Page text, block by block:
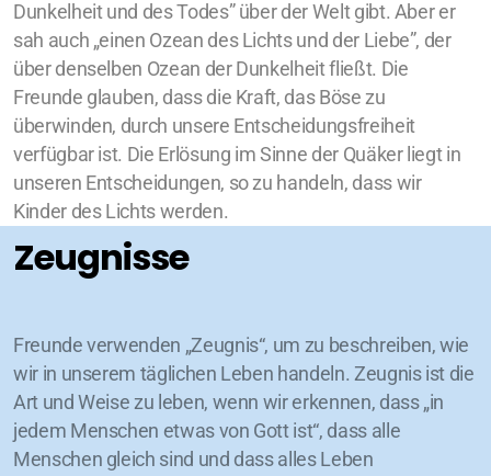
Dunkelheit und des Todes” über der Welt gibt. Aber er
sah auch „einen Ozean des Lichts und der Liebe”, der
über denselben Ozean der Dunkelheit fließt. Die
Freunde glauben, dass die Kraft, das Böse zu
überwinden, durch unsere Entscheidungsfreiheit
verfügbar ist. Die Erlösung im Sinne der Quäker liegt in
unseren Entscheidungen, so zu handeln, dass wir
Kinder des Lichts werden.
Zeugnisse
Freunde verwenden „Zeugnis“, um zu beschreiben, wie
wir in unserem täglichen Leben handeln. Zeugnis ist die
Art und Weise zu leben, wenn wir erkennen, dass „in
jedem Menschen etwas von Gott ist“, dass alle
Menschen gleich sind und dass alles Leben
Communications and Media
Friendly Economics
Peace Not War
We Support